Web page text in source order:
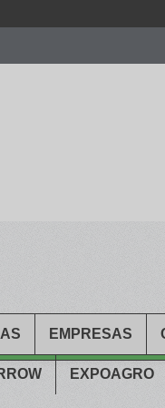
EMPRESAS
EXPOAGRO